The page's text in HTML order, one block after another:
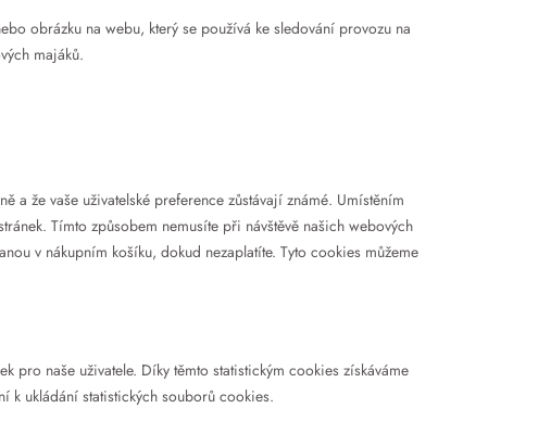
obrázku na webu, který se používá ke sledování provozu na
majáků.
že vaše uživatelské preference zůstávají známé. Umístěním
Tímto způsobem nemusíte při návštěvě našich webových
v nákupním košíku, dokud nezaplatíte. Tyto cookies můžeme
pro naše uživatele. Díky těmto statistickým cookies získáváme
k ukládání statistických souborů cookies.